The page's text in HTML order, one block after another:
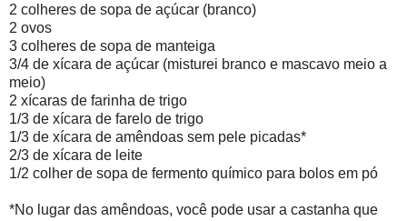
2 colheres de sopa de açúcar (branco)
2 ovos
3 colheres de sopa de manteiga
3/4 de xícara de açúcar (misturei branco e mascavo meio a
meio)
2 xícaras de farinha de trigo
1/3 de xícara de farelo de trigo
1/3 de xícara de amêndoas sem pele picadas*
2/3 de xícara de leite
1/2 colher de sopa de fermento químico para bolos em pó
*No lugar das amêndoas, você pode usar a castanha que